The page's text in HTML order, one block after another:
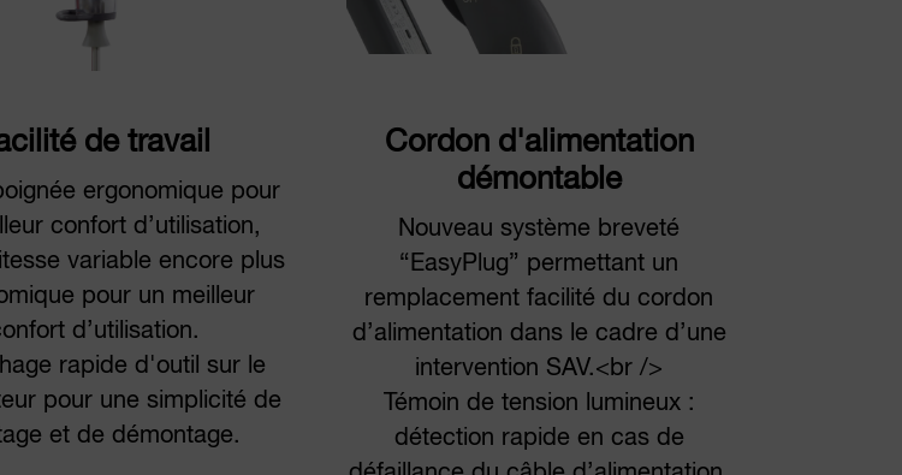
de travail
ergonomique pour
confort d’utilisation,
variable encore plus
pour un meilleur
d’utilisation.
rapide d'outil sur le
pour une simplicité de
et de démontage.
Cordon d'alimentation
démontable
Nouveau système breveté
“EasyPlug” permettant un
remplacement facilité du cordon
d’alimentation dans le cadre d’une
intervention SAV.<br />
Témoin de tension lumineux :
détection rapide en cas de